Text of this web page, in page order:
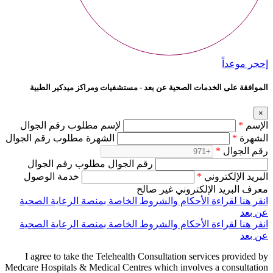
إحجر موعداً
الموافقة على الخدمات الصحية عن بعد - مستشفيات ومراكز ميدكير الطبية
×
الإسم *
لإسم مطلوب رقم الجوال
الشهرة *
الشهرة مطلوب رقم الجوال
رقم الجوال *
رقم الجوال مطلوب رقم الجوال
البريد الإلكتروني *
خدمة الوصول
معرف البريد الإلكتروني غير صالح
انقر هنا لقراءة الأحكام والشروط الخاصة بمنصة الرعاية الصحية
عن بعد
انقر هنا لقراءة الأحكام والشروط الخاصة بمنصة الرعاية الصحية
عن بعد
I agree to take the Telehealth Consultation services provided by
Medcare Hospitals & Medical Centres which involves a consultation